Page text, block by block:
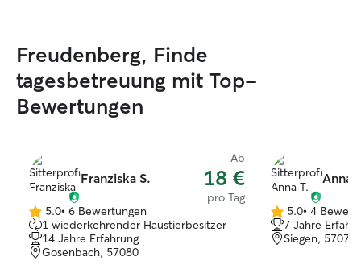
Freudenberg, Finde
tagesbetreuung mit Top-
Bewertungen
Franziska S.
Ab
18 €
pro Tag
5.0
von
5
Sternen
5.0• 6 Bewertungen
1 wiederkehrender Haustierbesitzer
14 Jahre Erfahrung
Gosenbach, 57080
Anna
5.0
von
5
5.0• 4
7 Jahre
Siegen, 57072